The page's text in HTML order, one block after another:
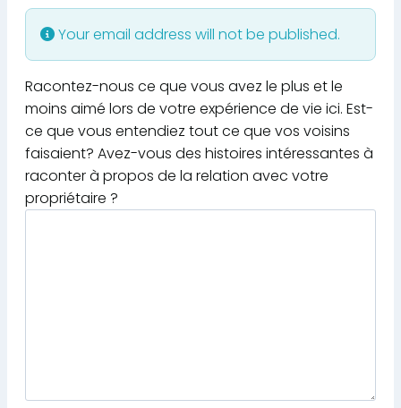
Your email address will not be published.
Racontez-nous ce que vous avez le plus et le
moins aimé lors de votre expérience de vie ici. Est-
ce que vous entendiez tout ce que vos voisins
faisaient? Avez-vous des histoires intéressantes à
raconter à propos de la relation avec votre
propriétaire ?